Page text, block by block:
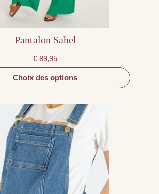
Pantalon Sahel
€ 89,95
Choix des options
du
produit
Ce
a
plusieurs
variations.
Les
options
peuvent
être
choisies
sur